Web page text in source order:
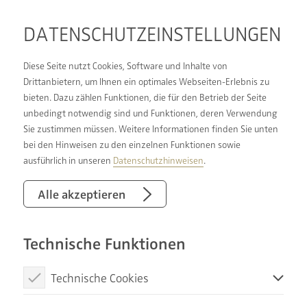
DATENSCHUTZ­EINSTELLUNGEN
Diese Seite nutzt Cookies, Software und Inhalte von
Drittanbietern, um Ihnen ein optimales Webseiten-Erlebnis zu
bieten. Dazu zählen Funktionen, die für den Betrieb der Seite
unbedingt notwendig sind und Funktionen, deren Verwendung
Sie zustimmen müssen. Weitere Informationen finden Sie unten
bei den Hinweisen zu den einzelnen Funktionen sowie
ausführlich in unseren Datenschutzhinweisen.
Alle akzeptieren
Technische Funktionen
Technische Cookies
DIE BADGESTALTER
MEHR ALS NUR BAD
DIE BADGESTALTER stehen nicht nur für
hochwertige Bäder. Unser Leistungsversprechen
Sie ein! Die Gewerke gehen bei uns Hand in Hand.
Wunschvorstellungen wir für Sie noch realisieren